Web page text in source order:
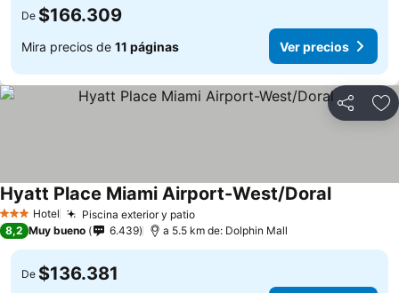
De $166.309
Mira precios de 11 páginas Ver precios
Compartir
3 Estrellas
Hotel Piscina exterior y patioVer precios
Hyatt Place Miami Airport-West/DoralVer
8,2 Muy bueno 6.439 a 5.5 km de: Dolphin Mall
De $136.381